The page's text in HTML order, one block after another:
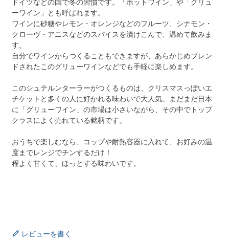
ドイツなどの国で冬の習慣です。「ホットワイン」や「グリュ
ーワイン」とも呼ばれます。
ワインに砂糖やレモン・オレンジなどのフルーツ、シナモン・
クローヴ・アニスなどのスパイスを漬けこんで、温めて飲みま
す。
自分でワインからつくることもできますが、あらかじめブレン
ドされたこのグリューワインなどでも手軽に楽しめます。
このシュテルンターラーがつくるものは、クリスマスっぽいエ
チケットと多くの人に好かれる味わいで大人気。まだまだ日本
に「グリューワイン」の市場は小さいながら、その中でトップ
クラスによく売れている銘柄です。
おうちで楽しむなら、コップや耐熱容器に入れて、お好みの温
度までレンジでチンするだけ！
程よく甘くて、ほっとする味わいです。
レビューを書く